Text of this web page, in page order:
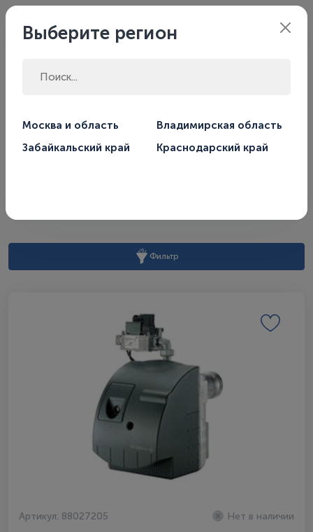
Москва
Фильтр
Артикул: 88027205 Нет в наличии
Выберите регион
Москва и область
Владимирская область
Забайкальский край
Краснодарский край